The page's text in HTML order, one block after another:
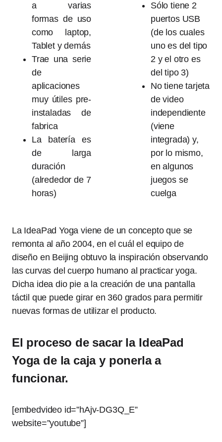
a varias
formas de uso
como laptop,
Tablet y demás
Trae una serie
de
aplicaciones
muy útiles pre-
instaladas de
fabrica
La batería es
de larga
duración
(alrededor de 7
horas)
Sólo tiene 2
puertos USB
(de los cuales
uno es del tipo
2 y el otro es
del tipo 3)
No tiene tarjeta
de video
independiente
(viene
integrada) y,
por lo mismo,
en algunos
juegos se
cuelga
La IdeaPad Yoga viene de un concepto que se
remonta al año 2004, en el cuál el equipo de
diseño en Beijing obtuvo la inspiración observando
las curvas del cuerpo humano al practicar yoga.
Dicha idea dio pie a la creación de una pantalla
táctil que puede girar en 360 grados para permitir
nuevas formas de utilizar el producto.
El proceso de sacar la IdeaPad
Yoga de la caja y ponerla a
funcionar.
[embedvideo id=”hAjv-DG3Q_E”
website=”youtube”]